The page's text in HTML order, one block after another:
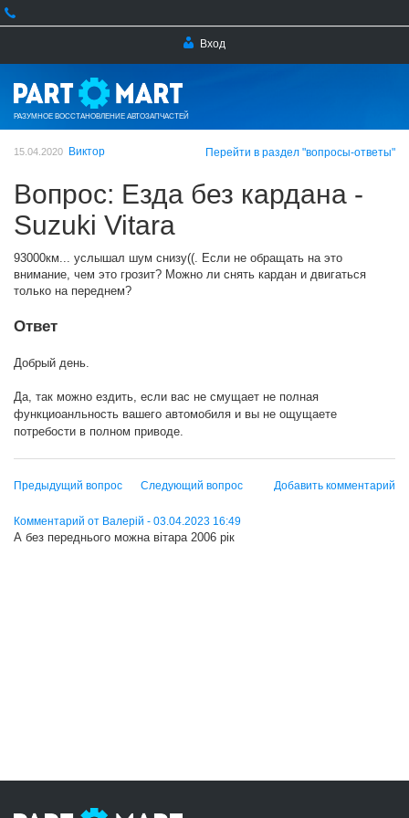
Вход
РАЗУМНОЕ ВОССТАНОВЛЕНИЕ АВТОЗАПЧАСТЕЙ
15.04.2020 Виктор Перейти в раздел "вопросы-ответы"
Вопрос: Езда без кардана -
Suzuki Vitara
93000км... услышал шум снизу((. Если не обращать на это
внимание, чем это грозит? Можно ли снять кардан и двигаться
только на переднем?
Ответ
Добрый день.
Да, так можно ездить, если вас не смущает не полная
функциоанльность вашего автомобиля и вы не ощущаете
потребости в полном приводе.
Предыдущий вопрос Следующий вопрос Добавить комментарий
Комментарий от Валерій - 03.04.2023 16:49
А без переднього можна вітара 2006 рік